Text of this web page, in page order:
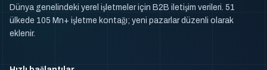
Dünya genelindeki yerel işletmeler için B2B iletişim verileri. 51
ülkede 105 Mn+ işletme kontağı; yeni pazarlar düzenli olarak
eklenir.